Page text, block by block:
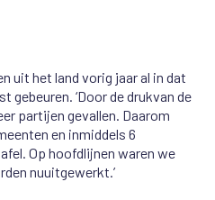
uit het land vorig jaar al in dat
gebeuren. ‘Door de drukvan de
partijen gevallen. Daarom
en inmiddels 6
Op hoofdlijnen waren we
nuuitgewerkt.’